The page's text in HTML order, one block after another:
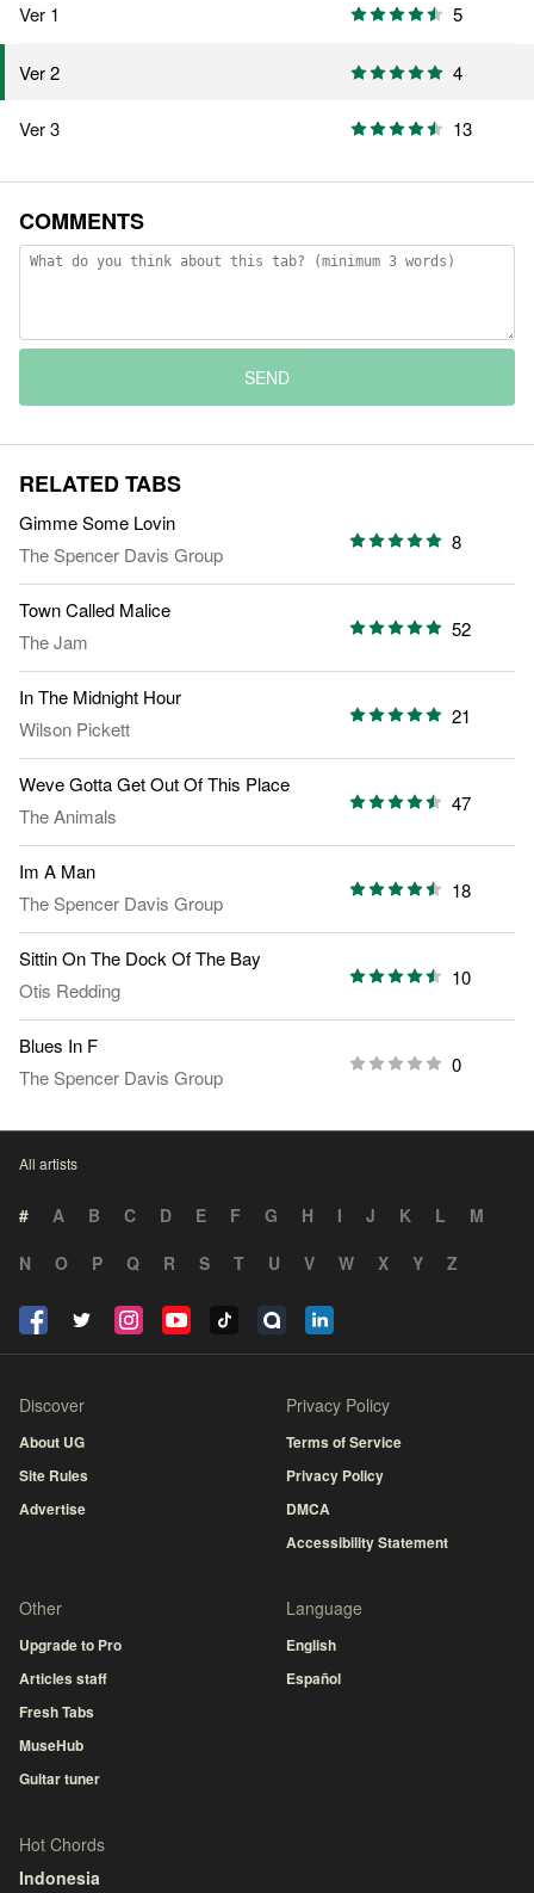
Ver 1 5
Ver 2 4
Ver 3 13
COMMENTS
SEND
RELATED TABS
Gimme Some Lovin
The Spencer Davis Group
8
Town Called Malice
The Jam
52
In The Midnight Hour
Wilson Pickett
21
Weve Gotta Get Out Of This Place
The Animals
47
Im A Man
The Spencer Davis Group
18
Sittin On The Dock Of The Bay
Otis Redding
10
Blues In F
The Spencer Davis Group
0
All artists
# A B C D E F G H I J K L
M
N
O P Q R S T U V W X Y Z
Discover
About UG
Site Rules
Advertise
Privacy Policy
Terms of Service
Privacy Policy
DMCA
Accessibility Statement
Other
Upgrade to Pro
Articles staff
Fresh Tabs
MuseHub
Guitar tuner
Language
English
Español
Hot Chords
Indonesia